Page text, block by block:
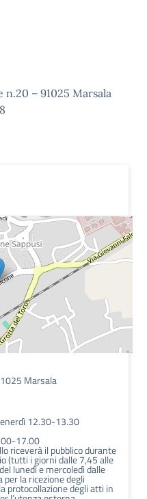
n.20 – 91025 Marsala
Marsala
12.30-13.30
17.00
riceverà il pubblico durante
(tutti i giorni dalle 7,45 alle
lunedì e mercoledì dalle
la ricezione degli
protocollazione degli atti in